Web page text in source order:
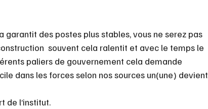
garantit des postes plus stables, vous ne serez pas
souvent cela ralentit et avec le temps le
paliers de gouvernement cela demande
dans les forces selon nos sources un(une) devient
de l’institut.